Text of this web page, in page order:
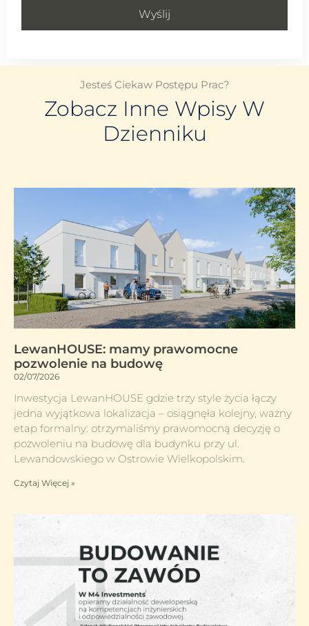
Wyślij
Jesteś Ciekaw Postępu Prac?
Zobacz Inne Wpisy W
Dzienniku
LewanHOUSE: mamy prawomocne
pozwolenie na budowę
02/07/2026
Inwestycja LewanHOUSE gdzie trzy style życia łączy
jedna wyjątkowa lokalizacja – osiągnęła kolejny, ważny
etap formalny: otrzymaliśmy prawomocną decyzję o
pozwoleniu na budowę dla budynku przy ul.
Lewandowskiego w Ostrowie Wielkopolskim.
Czytaj Więcej »